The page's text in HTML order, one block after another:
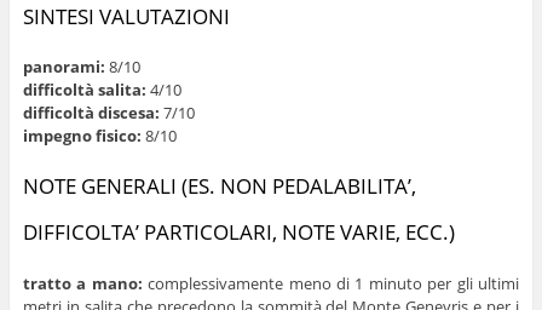
SINTESI VALUTAZIONI
panorami: 8/10
difficoltà salita: 4/10
difficoltà discesa: 7/10
impegno fisico: 8/10
NOTE GENERALI (ES. NON PEDALABILITA’,
DIFFICOLTA’ PARTICOLARI, NOTE VARIE, ECC.)
tratto a mano: complessivamente meno di 1 minuto per gli ultimi